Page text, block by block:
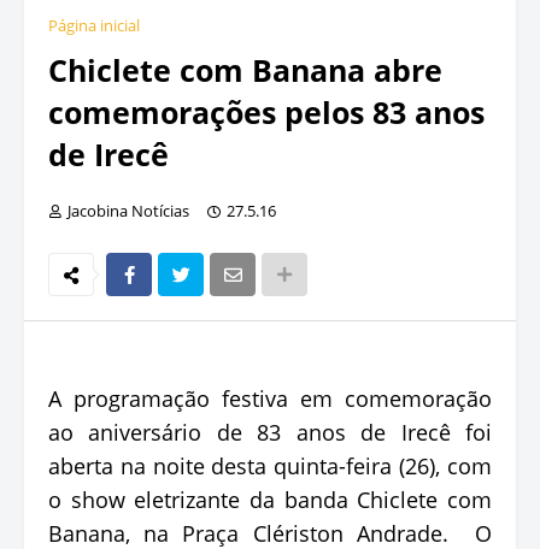
Página inicial
Chiclete com Banana abre
comemorações pelos 83 anos
de Irecê
Jacobina Notícias 27.5.16
A programação festiva em comemoração
ao aniversário de 83 anos de Irecê foi
aberta na noite desta quinta-feira (26), com
o show eletrizante da banda Chiclete com
Banana, na Praça Clériston Andrade. O